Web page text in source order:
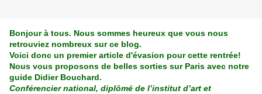
Bonjour à tous. Nous sommes heureux que vous nous
retrouviez nombreux sur ce blog.
Voici donc un premier article d'évasion pour cette rentrée!
Nous vous proposons de belles sorties sur Paris avec notre
guide Didier Bouchard.
Conférencier national, diplômé de l’institut d’art et